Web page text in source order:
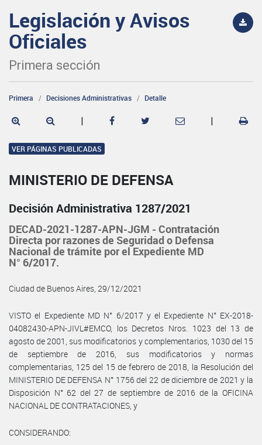
Legislación y Avisos
Oficiales
Primera sección
Primera Decisiones Administrativas Detalle
| |
VER PÁGINAS PUBLICADAS
MINISTERIO DE DEFENSA
Decisión Administrativa 1287/2021
DECAD-2021-1287-APN-JGM - Contratación
Directa por razones de Seguridad o Defensa
Nacional de trámite por el Expediente MD
N° 6/2017.
Ciudad de Buenos Aires, 29/12/2021
VISTO el Expediente MD N° 6/2017 y el Expediente N° EX-2018-
04082430-APN-JIVL#EMCO, los Decretos Nros. 1023 del 13 de
agosto de 2001, sus modificatorios y complementarios, 1030 del 15
de septiembre de 2016, sus modificatorios y normas
complementarias, 125 del 15 de febrero de 2018, la Resolución del
MINISTERIO DE DEFENSA N° 1756 del 22 de diciembre de 2021 y la
Disposición N° 62 del 27 de septiembre de 2016 de la OFICINA
NACIONAL DE CONTRATACIONES, y
CONSIDERANDO: